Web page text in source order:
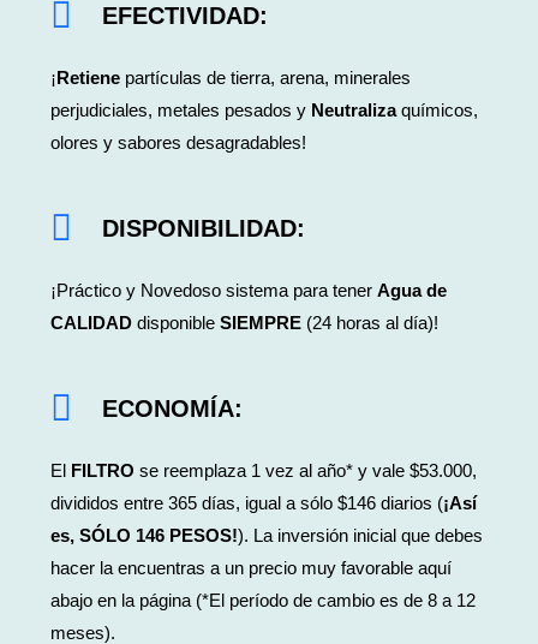
EFECTIVIDAD:
¡Retiene partículas de tierra, arena, minerales
perjudiciales, metales pesados y Neutralizaquímicos,
olores y sabores desagradables!
DISPONIBILIDAD:
¡Práctico y Novedoso sistema para tenerAgua de
CALIDAD disponibleSIEMPRE (24 horas al día)!
ECONOMÍA:
El FILTRO se reemplaza 1 vez al año* y vale $53.000,
divididos entre 365 días, igual a sólo $146 diarios (¡Así
es, SÓLO 146 PESOS!). La inversión inicial que debes
hacer la encuentras a un precio muy favorable aquí
abajo en la página (*El período de cambio es de 8 a 12
meses).